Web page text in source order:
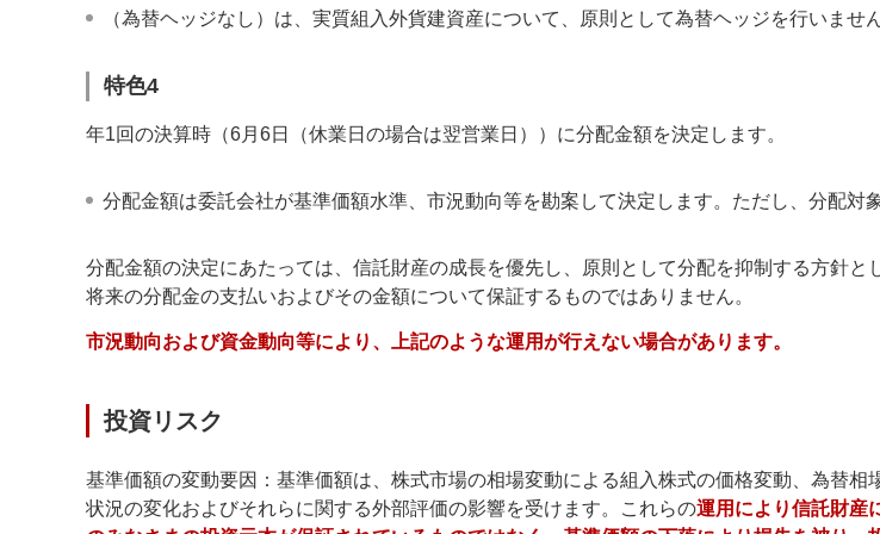
（為替ヘッジなし）は、実質組入外貨建資産について、原則として為替ヘッジを行いませ
特色4
年1回の決算時（6月6日（休業日の場合は翌営業日））に分配金額を決定します。
分配金額は委託会社が基準価額水準、市況動向等を勘案して決定します。ただし、分配対
分配金額の決定にあたっては、信託財産の成長を優先し、原則として分配を抑制する方針
将来の分配金の支払いおよびその金額について保証するものではありません。
市況動向および資金動向等により、上記のような運用が行えない場合があります。
投資リスク
基準価額の変動要因：基準価額は、株式市場の相場変動による組入株式の価格変動、為替
状況の変化およびそれらに関する外部評価の影響を受けます。これらの運用により信託財産